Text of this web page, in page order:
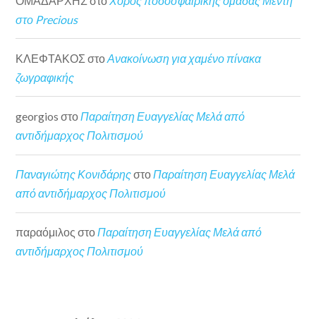
στο Precious
ΚΛΕΦΤΑΚΟΣ στοΑνακοίνωση για χαμένο πίνακα
ζωγραφικής
georgios στοΠαραίτηση Ευαγγελίας Μελά από
αντιδήμαρχος Πολιτισμού
Παναγιώτης ΚονιδάρηςστοΠαραίτηση Ευαγγελίας Μελά
από αντιδήμαρχος Πολιτισμού
παραόμιλος στοΠαραίτηση Ευαγγελίας Μελά από
αντιδήμαρχος Πολιτισμού